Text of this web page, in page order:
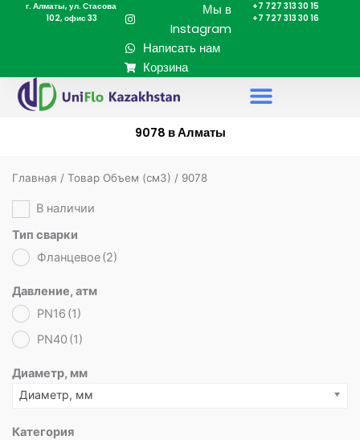
Перейтиг. Алматы, ул. Стасова
102, офис 33
Мы в
Instagram
Написать нам
Корзина
+7 727 313 30 15
+7 727 313 30 16
9078 в Алматы
Главная / Товар Объем (cм3) / 9078
В наличии
Тип сварки
Фланцевое(2)
Давление, атм
PN16 (1)
PN40(1)
Диаметр, мм
Диаметр, мм
Категория